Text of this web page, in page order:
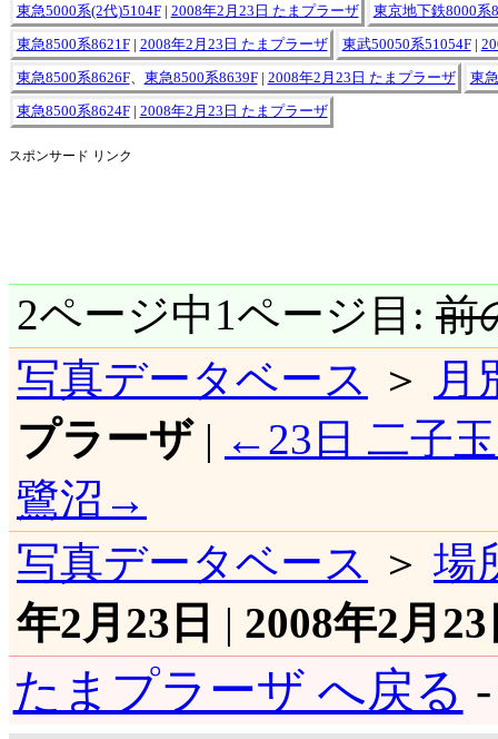
東急5000系(2代)5104F| 2008年2月23日 たまプラーザ 東京地下鉄8000系
東急8500系8621F| 2008年2月23日 たまプラーザ 東武50050系51054F|
東急8500系8626F、 東急8500系8639F| 2008年2月23日 たまプラーザ 東
東急8500系8624F| 2008年2月23日 たまプラーザ
スポンサード リンク
2ページ中1ページ目: 前
写真データベース
＞
月
プラーザ| ←23日 二子
鷺沼→
写真データベース
＞ 場
年2月23日 | 2008年2月
たまプラーザ へ戻る